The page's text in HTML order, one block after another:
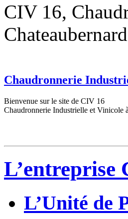
CIV 16,
Chaudronnerie
Bienvenue sur le site de CIV 16
Chaudronnerie Industrielle et Vinicole
L’entreprise
L’Unité de